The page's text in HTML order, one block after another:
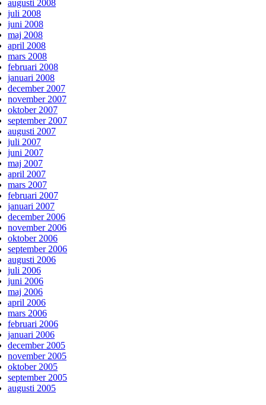
augusti 2008
juli 2008
juni 2008
maj 2008
april 2008
mars 2008
februari 2008
januari 2008
december 2007
november 2007
oktober 2007
september 2007
augusti 2007
juli 2007
juni 2007
maj 2007
april 2007
mars 2007
februari 2007
januari 2007
december 2006
november 2006
oktober 2006
september 2006
augusti 2006
juli 2006
juni 2006
maj 2006
april 2006
mars 2006
februari 2006
januari 2006
december 2005
november 2005
oktober 2005
september 2005
augusti 2005